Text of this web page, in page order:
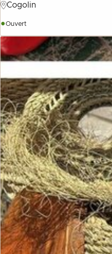
Cogolin
●Ouvert